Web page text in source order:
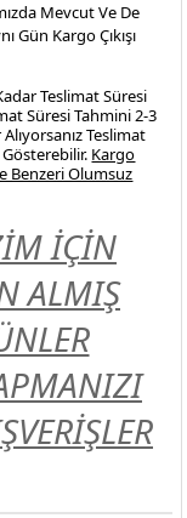
Mevcut Ve De
Gün Kargo Çıkışı
Teslimat Süresi
Süresi Tahmini 2-3
Teslimat
Gösterebilir. Kargo
Benzeri Olumsuz
İÇİN
ALMIŞ